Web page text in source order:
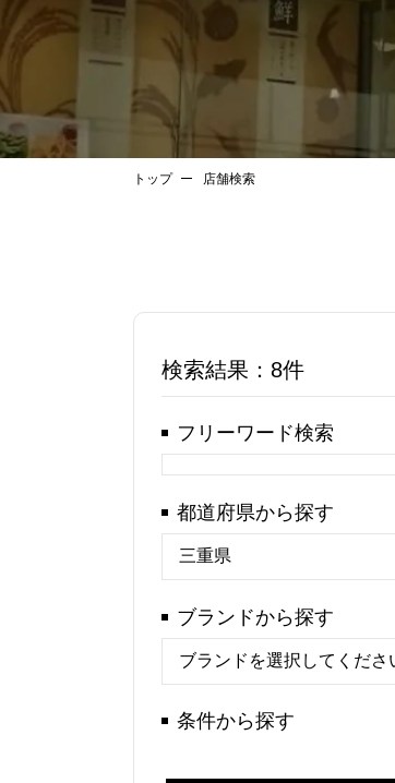
トップ 店舗検索
検索結果： 8件
フリーワード検索
都道府県から探す
ブランドから探す
条件から探す